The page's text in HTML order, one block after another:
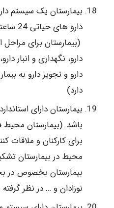
بیمارستان یک سیستم
دارو
(بیمارستان برای مراحل
دارو و تجویز دارو به
دارد)
بیمارستان دارای
باشد. (بیمارستان محیط
برای کارکنان و ملاقات
محیط در بیمارستان
بیمارستان بخصوص در
نوزادان و … در نظر